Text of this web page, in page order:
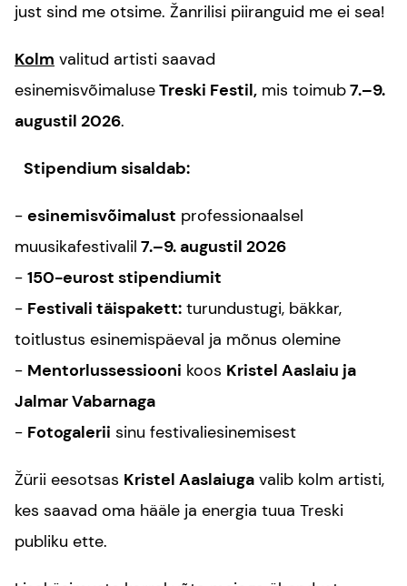
just sind me otsime. Žanrilisi piiranguid me ei sea!
Kolm valitud artisti saavad
esinemisvõimaluseTreski Festil, mis toimub7.–9.
augustil 2026.
Stipendium sisaldab:
- esinemisvõimalust professionaalsel
muusikafestivalil 7.–9. augustil 2026
- 150-eurost stipendiumit
- Festivali täispakett: turundustugi, bäkkar,
toitlustus esinemispäeval ja mõnus olemine
- Mentorlussessiooni koos Kristel Aaslaiu ja
Jalmar Vabarnaga
- Fotogalerii sinu festivaliesinemisest
Žürii eesotsas Kristel Aaslaiuga valib kolm artisti,
kes saavad oma hääle ja energia tuua Treski
publiku ette.